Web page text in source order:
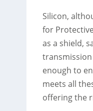
Silicon,
for
as a shield,
transmission
enough to
meets all
offering the